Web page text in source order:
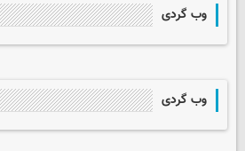
وب گردی
وب گردی